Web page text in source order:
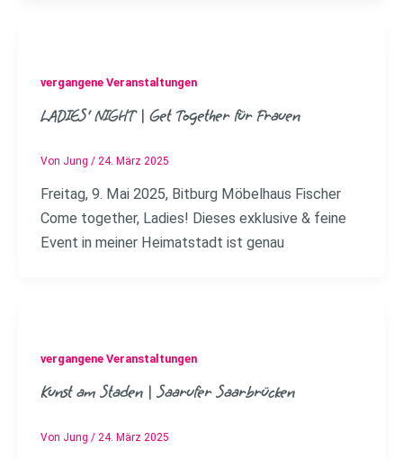
vergangene Veranstaltungen
LADIES‘ NIGHT | Get Together für Frauen
Von Jung / 24. März 2025
Freitag, 9. Mai 2025, Bitburg Möbelhaus Fischer
Come together, Ladies! Dieses exklusive & feine
Event in meiner Heimatstadt ist genau
vergangene Veranstaltungen
Kunst am Staden | Saarufer Saarbrücken
Von Jung / 24. März 2025